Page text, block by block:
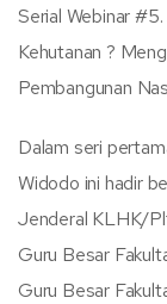
Serial Webinar
Kehutanan ?
Pembangunan
Dalam seri
Widodo ini hadir
Jenderal KLHK/
Guru Besar
Guru Besar